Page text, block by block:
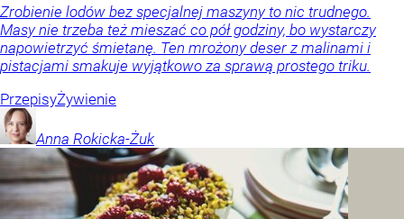
Zrobienie lodów bez specjalnej maszyny to nic trudnego.
Masy nie trzeba też mieszać co pół godziny, bo wystarczy
napowietrzyć śmietanę. Ten mrożony deser z malinami i
pistacjami smakuje wyjątkowo za sprawą prostego triku.
PrzepisyŻywienie
Anna Rokicka-Żuk